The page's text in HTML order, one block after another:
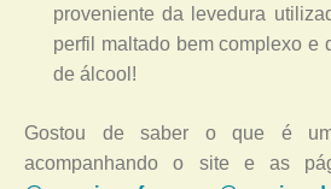
proveniente da levedura
perfil maltado bem complexo e
de álcool!
Gostou de saber o que é
acompanhando o site e as